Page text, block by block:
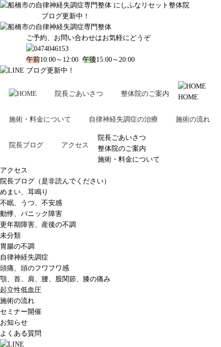
ブログ更新中！
ご予約、お問い合わせはお気軽にどうぞ
午前10:00～12:00 午後15:00～20:00
ブログ更新中！
院長ごあいさつ 整体院のご案内
施術・料金について 自律神経失調症の治療 施術の流れ
院長ブログ アクセス
HOME
院長ごあいさつ
整体院のご案内
施術・料金について
アクセス
院長ブログ（是非読んでください）
めまい、耳鳴り
不眠、うつ、不安感
動悸、パニック障害
更年期障害、産後の不調
未分類
胃腸の不調
自律神経失調症
頭痛、頭のフワフワ感
顎、首、肩、腰、股関節、膝の痛み
起立性低血圧
施術の流れ
セミナー開催
お知らせ
よくある質問